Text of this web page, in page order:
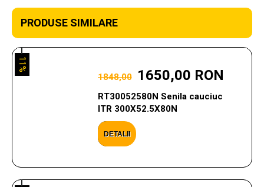
PRODUSE SIMILARE
1848,00 1650,00 RON
RT30052580N Senila cauciuc
ITR 300X52.5X80N
DETALII
11%